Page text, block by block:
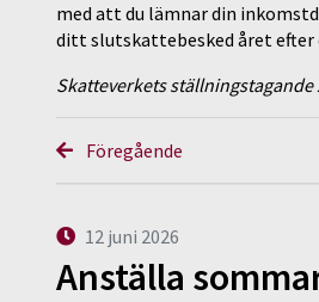
med att du lämnar din
ditt slutskattebesked året efter
Skatteverkets ställningstagande
Föregående
12 juni 2026
Anställa